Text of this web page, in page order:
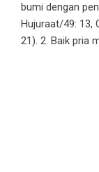
bumi dengan
Hujuraat/49: 13,
21). 2. Baik pria